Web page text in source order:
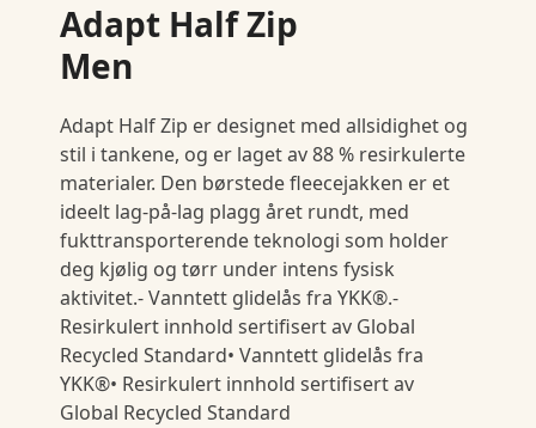
Adapt Half Zip
Men
Adapt Half Zip er designet med allsidighet og
stil i tankene, og er laget av 88 % resirkulerte
materialer. Den børstede fleecejakken er et
ideelt lag-på-lag plagg året rundt, med
fukttransporterende teknologi som holder
deg kjølig og tørr under intens fysisk
aktivitet.- Vanntett glidelås fra YKK®.-
Resirkulert innhold sertifisert av Global
Recycled Standard• Vanntett glidelås fra
YKK®• Resirkulert innhold sertifisert av
Global Recycled Standard